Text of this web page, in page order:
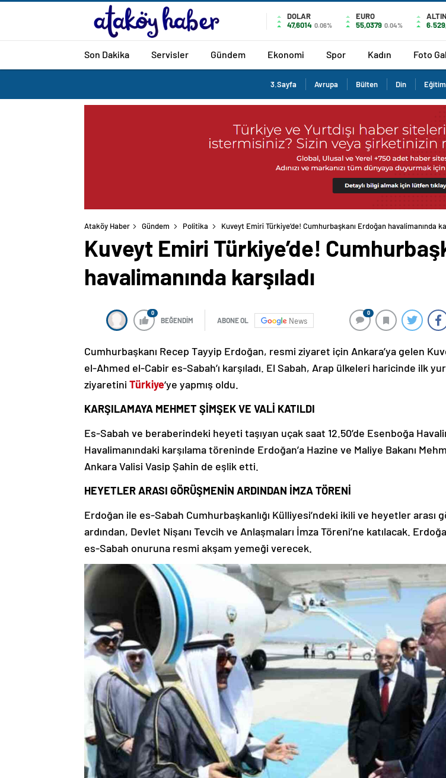
DOLAR
47,6014 0.06%
EURO
55,0379 0.04%
ALTIN
Son Dakika Servisler Gündem Ekonomi Spor Kadın Foto
3.Sayfa Avrupa Bülten Din Eğitim
Ataköy Haber Gündem Politika Kuveyt Emiri Türkiye’de! Cumhurbaşkanı Erdoğan havalimanında
Kuveyt Emiri Türkiye’de!
havalimanında karşıladı
0
BEĞENDİM ABONE OL News
0
Cumhurbaşkanı Recep Tayyip Erdoğan, resmi ziyaret için Ankara’ya gelen
el-Ahmed el-Cabir es-Sabah’ı karşıladı. El Sabah, Arap ülkeleri haricinde ilk
ziyaretini Türkiye‘ye yapmış oldu.
KARŞILAMAYA MEHMET ŞİMŞEK VE VALİ KATILDI
Es-Sabah ve beraberindeki heyeti taşıyan uçak saat 12.50’de Esenboğa
Havalimanındaki karşılama töreninde Erdoğan’a Hazine ve Maliye Bakanı
Ankara Valisi Vasip Şahin de eşlik etti.
HEYETLER ARASI GÖRÜŞMENİN ARDINDAN İMZA TÖRENİ
Erdoğan ile es-Sabah Cumhurbaşkanlığı Külliyesi’ndeki ikili ve heyetler arası
ardından, Devlet Nişanı Tevcih ve Anlaşmaları İmza Töreni’ne katılacak.
es-Sabah onuruna resmi akşam yemeği verecek.